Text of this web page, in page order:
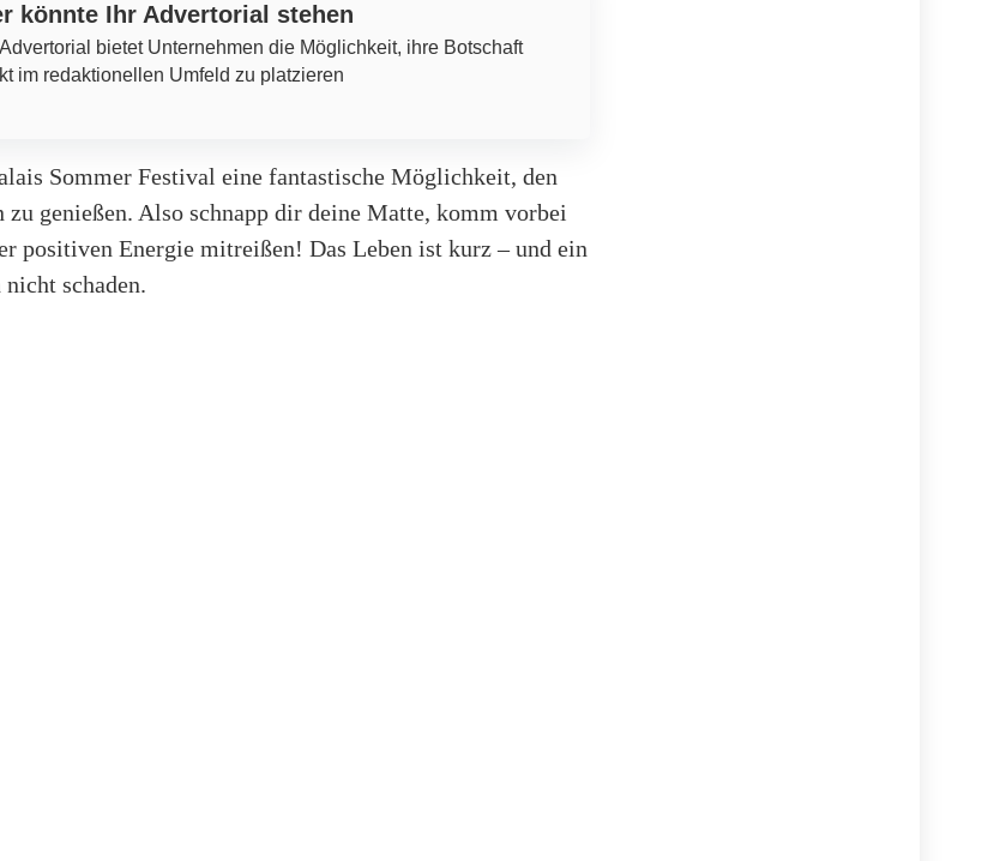
könnte Ihr Advertorial stehen
bietet Unternehmen die Möglichkeit, ihre Botschaft
im redaktionellen Umfeld zu platzieren
Sommer Festival eine fantastische Möglichkeit, den
zu genießen. Also schnapp dir deine Matte, komm vorbei
positiven Energie mitreißen! Das Leben ist kurz – und ein
nicht schaden.